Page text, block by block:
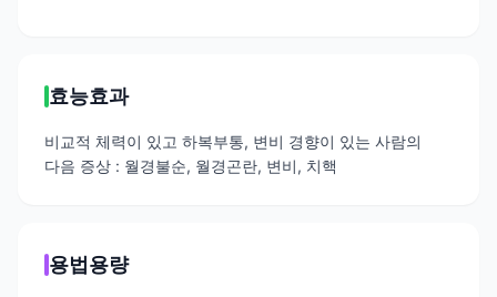
효능효과
비교적 체력이 있고 하복부통, 변비 경향이 있는 사람의
다음 증상 : 월경불순, 월경곤란, 변비, 치핵
용법용량